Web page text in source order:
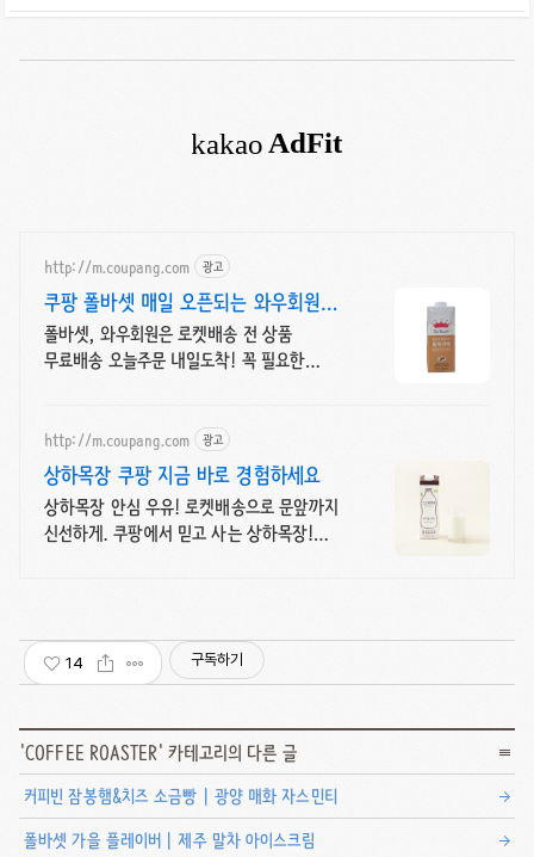
http://m.coupang.com 광고
쿠팡 폴바셋 매일 오픈되는 와우회원
특가
폴바셋, 와우회원은 로켓배송 전 상품
무료배송 오늘주문 내일도착! 꼭 필요한
http://m.coupang.com 광고
상하목장 쿠팡 지금 바로 경험하세요
상하목장 안심 우유! 로켓배송으로 문앞까지
신선하게. 쿠팡에서 믿고 사는 상하목장!
14 구독하기
'COFFEE ROASTER' 카테고리의 다른 글
커피빈 잠봉햄&치즈 소금빵 | 광양 매화 자스민티
폴바셋 가을 플레이버 | 제주 말차 아이스크림